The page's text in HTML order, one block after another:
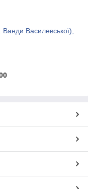
Василевської),